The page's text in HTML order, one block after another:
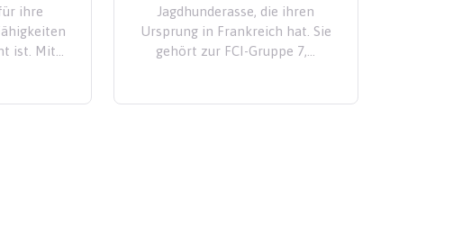
ihre
ist. Mit...
Jagdhunderasse, die ihren
Ursprung in Frankreich hat. Sie
gehört zur FCI-Gruppe 7,...